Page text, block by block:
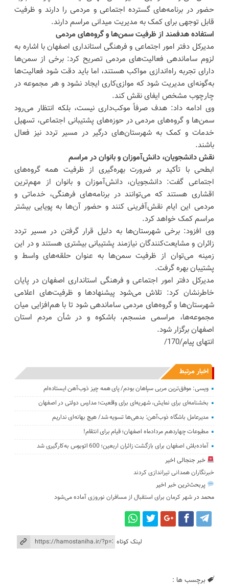
حضور در برنامه‌های گسترده اجتماعی و مردمی را دارند و ظرفیت
قابل توجهی برای کمک به مدیریت میدانی مراسم دارند.
استفاده هدفمند از ظرفیت سمن‌ها و گروه‌های مردمی
مدیرکل دفتر امور اجتماعی و فرهنگی استانداری اصفهان با اشاره به
لزوم ساماندهی فعالیت‌های مردمی تصریح کرد: برخی از سمن‌ها
دارای تجربه راه‌اندازی مواکب هستند، اما باید دقت شود فعالیت‌ها
به‌گونه‌ای مدیریت شود که موازی‌کاری ایجاد نشود و هر مجموعه در
چارچوب مشخص ایفای نقش کند.
وی ادامه داد: هدف صرفاً موکب‌داری نیست، بلکه انتظار می‌رود
سمن‌ها و گروه‌های مردمی در حوزه‌های پشتیبانی اجتماعی، تسهیل
خدمات و کمک به شهرستان‌های درگیر در مسیر تردد نیز فعال
باشند.
نقش دانشجویان، دانش‌آموزان و بانوان در مراسم
ابطحی با تأکید بر ضرورت بهره‌گیری از ظرفیت همه گروه‌های
اجتماعی گفت: دانشجویان، دانش‌آموزان و بانوان از مهم‌ترین
اقشاری هستند که می‌توانند در برنامه‌های فرهنگی، خدماتی و
مردمی این ایام نقش‌آفرینی کنند و حضور آن‌ها به پویایی بیشتر
مراسم کمک خواهد کرد.
وی افزود: برخی شهرستان‌ها به دلیل قرار گرفتن در مسیر تردد
زائران و مشایعت‌کنندگان نیازمند پشتیبانی بیشتری هستند و در این
زمینه می‌توان از ظرفیت سمن‌ها به عنوان حلقه‌های واسط و
پشتیبان بهره گرفت.
مدیرکل دفتر امور اجتماعی و فرهنگی استانداری اصفهان در پایان
خاطرنشان کرد: تلاش می‌شود پیشنهادها و ظرفیت‌های اعلامی
شهرستان‌ها و گروه‌های مردمی ساماندهی شود تا با هم‌افزایی میان
مجموعه‌ها، مراسمی منسجم، باشکوه و در شأن مردم استان
اصفهان برگزار شود.
انتهای پیام/170/
اخبار مرتبط
ویسی: موفق‌ترین مربی سپاهان بودم/ پای همه چیز ذوب‌آهن ایستاده‌ام
بخشنامه‌ای برای نمایش، شهریه‌ای برای واقعیت؛ مدارس دولتی در اصفهان
مدیرعامل باشگاه ذوب‌آهن: ‌بدهی‌ها ‌تسویه شد/ هیچ بهانه‌ای نداریم
مطبوعات چهاردهم مردادماه اصفهان؛ قیام برای انتقام!
آماده‌باش اصفهان برای بازگشت زائران اربعین؛ 600 اتوبوس به‌کارگیری شد
خبر جنجالی اخیر
خبرنگاران همدانی تیراندازی کردند
پربحث‌ترین خبر اخیر
محمد درشهر کرمان برای استقبال از مسافران نوروزی آماده می‌شود
لینک کوتاه
برچسب ها :